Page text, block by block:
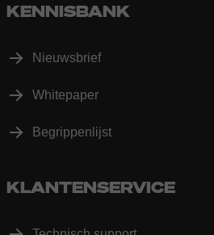
KENNISBANK
Nieuwsbrief
Whitepaper
Begrippenlijst
KLANTENSERVICE